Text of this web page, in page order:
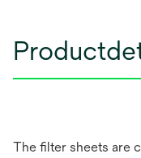
The filter sheets are